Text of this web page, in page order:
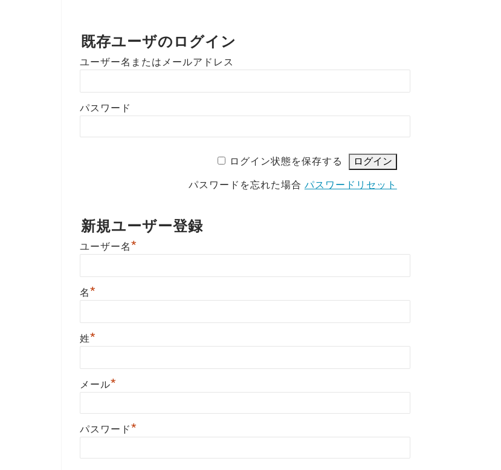
既存ユーザのログイン
ユーザー名またはメールアドレス
パスワード
ログイン状態を保存する
パスワードを忘れた場合 パスワードリセット
新規ユーザー登録
ユーザー名*
名*
姓*
メール*
パスワード*